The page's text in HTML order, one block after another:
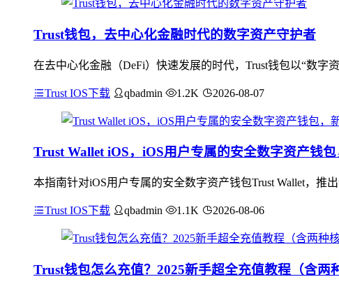
Trust钱包，去中心化金融时代的数字资产守护者
在去中心化金融（DeFi）快速发展的时代，Trust钱包以“数
Trust IOS下载 qbadmin 1.2K 2026-08-07
Trust Wallet iOS，iOS用户专属的安全数字资产钱
本指南针对iOS用户专属的安全数字资产钱包Trust Wallet，
Trust IOS下载 qbadmin 1.1K 2026-08-06
Trust钱包怎么充值？2025新手超全充值教程（含两